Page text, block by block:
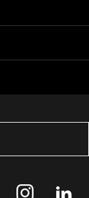
 